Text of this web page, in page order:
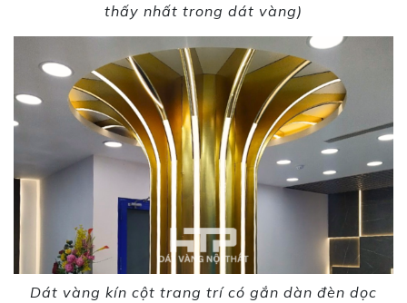
thấy nhất trong dát vàng)
Dát vàng kín cột trang trí có gắn dàn đèn dọc